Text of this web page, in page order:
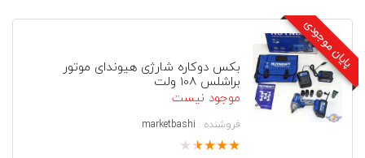
پایان موجودی بکس دوکاره شارژی هیوندای موتور
براشلس 108 ولت
موجود نیست
فروشنده : marketbashi
★
★
★
★
★